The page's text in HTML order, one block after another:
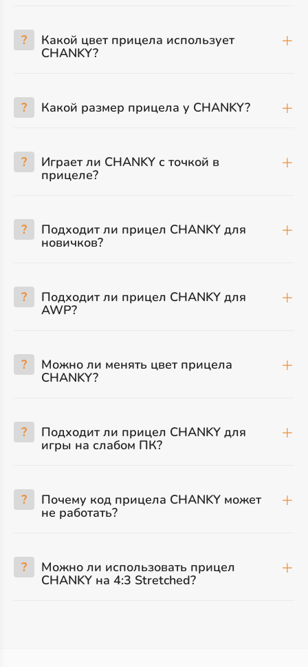
? Какой цвет прицела использует
CHANKY?
? Какой размер прицела у CHANKY?
? Играет ли CHANKY с точкой в
прицеле?
? Подходит ли прицел CHANKY для
новичков?
? Подходит ли прицел CHANKY для
AWP?
? Можно ли менять цвет прицела
CHANKY?
? Подходит ли прицел CHANKY для
игры на слабом ПК?
? Почему код прицела CHANKY может
не работать?
? Можно ли использовать прицел
CHANKY на 4:3 Stretched?